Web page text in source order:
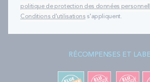
politique de protection des données
Conditions d'utilisationss'appliquent.
RÉCOMPENSES ET